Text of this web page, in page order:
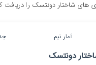
های شاختار دونتسک را دریافت
آمار تیم
دونتسک